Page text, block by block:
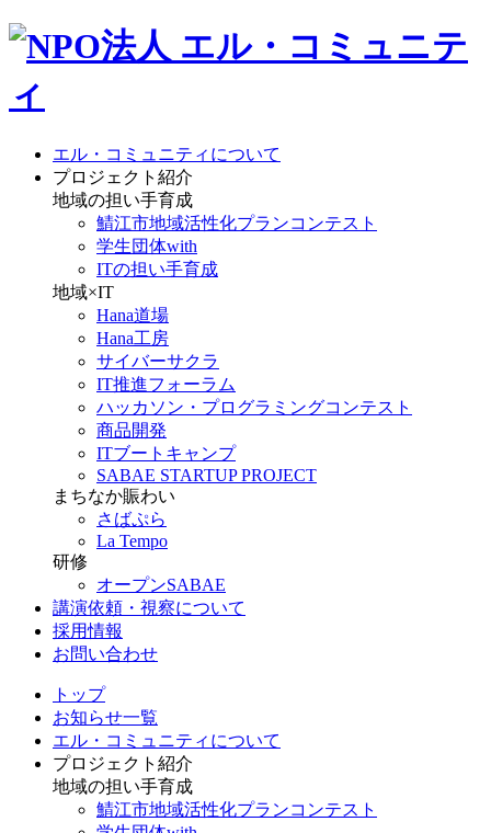
エル・コミュニティについて
プロジェクト紹介
地域の担い手育成
鯖江市地域活性化プランコンテスト
学生団体with
ITの担い手育成
地域×IT
Hana道場
Hana工房
サイバーサクラ
IT推進フォーラム
ハッカソン・プログラミングコンテスト
商品開発
ITブートキャンプ
SABAE STARTUP PROJECT
まちなか賑わい
さばぷら
La Tempo
研修
オープンSABAE
講演依頼・視察について
採用情報
お問い合わせ
トップ
お知らせ一覧
エル・コミュニティについて
プロジェクト紹介
地域の担い手育成
鯖江市地域活性化プランコンテスト